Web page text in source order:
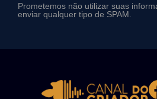
Prometemos não utilizar suas
enviar qualquer tipo de SPAM.